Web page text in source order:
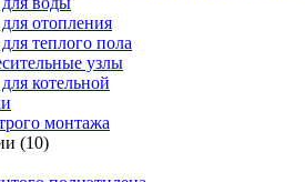
отопления
теплого пола
узлы
котельной
монтажа
(10)